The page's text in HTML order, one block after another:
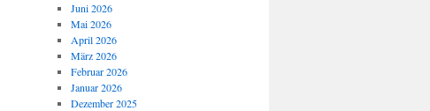
Juni 2026
Mai 2026
April 2026
März 2026
Februar 2026
Januar 2026
Dezember 2025